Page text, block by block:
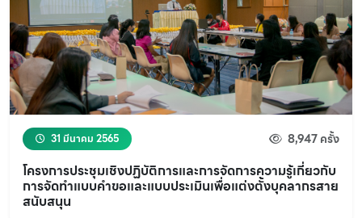
31 มีนาคม 2565 8,947 ครั้ง
โครงการประชุมเชิงปฏิบัติการและการจัดการความรู้เกี่ยวกับ
การจัดทำแบบคำขอและแบบประเมินเพื่อแต่งตั้งบุคลากรสาย
สนับสนุน